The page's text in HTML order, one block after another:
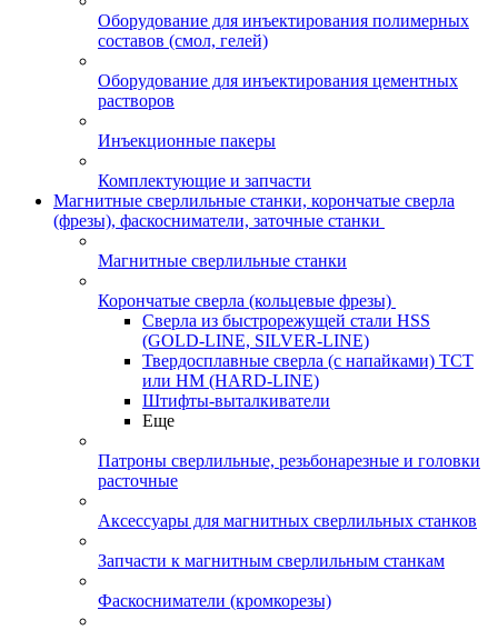
Оборудование для инъектирования полимерных
составов (смол, гелей)
Оборудование для инъектирования цементных
растворов
Инъекционные пакеры
Комплектующие и запчасти
Магнитные сверлильные станки, корончатые сверла
(фрезы), фаскосниматели, заточные станки
Магнитные сверлильные станки
Корончатые сверла (кольцевые фрезы)
Сверла из быстрорежущей стали HSS
(GOLD-LINE, SILVER-LINE)
Твердосплавные сверла (с напайками) ТСТ
или HM (HARD-LINE)
Штифты-выталкиватели
Еще
Патроны сверлильные, резьбонарезные и головки
расточные
Аксессуары для магнитных сверлильных станков
Запчасти к магнитным сверлильным станкам
Фаскосниматели (кромкорезы)